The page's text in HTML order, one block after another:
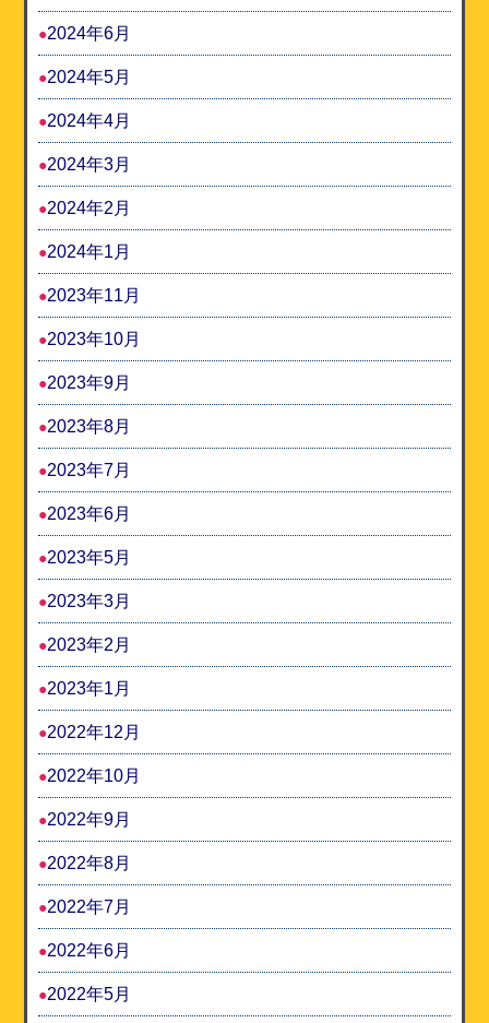
2024年6月
2024年5月
2024年4月
2024年3月
2024年2月
2024年1月
2023年11月
2023年10月
2023年9月
2023年8月
2023年7月
2023年6月
2023年5月
2023年3月
2023年2月
2023年1月
2022年12月
2022年10月
2022年9月
2022年8月
2022年7月
2022年6月
2022年5月